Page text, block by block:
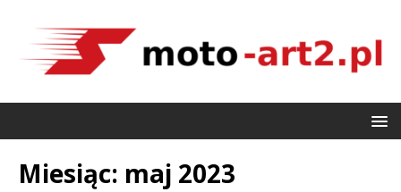
Miesiąc: maj 2023